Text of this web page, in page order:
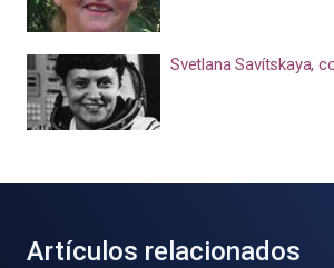
Svetlana Savítskaya,
Artículos relacionados